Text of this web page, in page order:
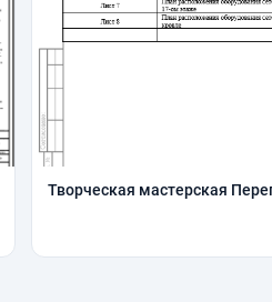
Творческая мастерская